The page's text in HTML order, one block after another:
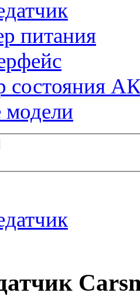
питания
состояния